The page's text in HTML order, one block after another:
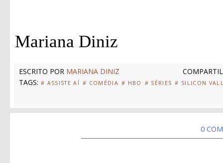
Mariana Diniz
ESCRITO POR MARIANA DINIZ
TAGS: # ASSISTE AÍ # COMÉDIA # HBO # SÉRIES # SILICON
0